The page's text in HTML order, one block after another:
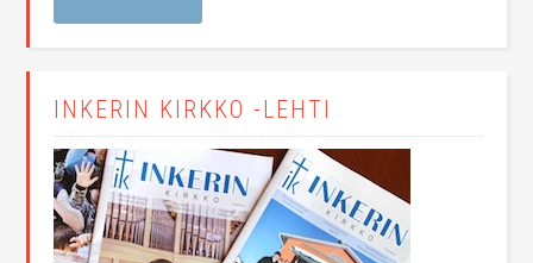
INKERIN KIRKKO -LEHTI